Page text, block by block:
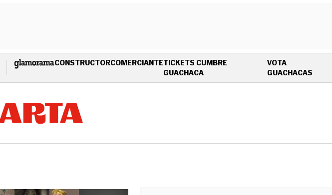
CONSTRUCTORCOMERCIANTETICKETS CUMBRE
GUACHACAOPENS IN NEW WINDOW
VOTA
GUACHACAS